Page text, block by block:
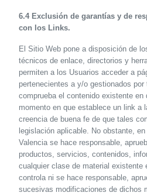
6.4 Exclusión de garantías y de
con los Links.
El Sitio Web pone a disposición de
técnicos de enlace, directorios y
permiten a los Usuarios acceder a
pertenecientes a y/o gestionados
comprueba el contenido existente en
momento en que establece un link a
creencia de buena fe de que tales
legislación aplicable. No obstante,
Valencia se hace responsable,
productos, servicios, contenidos,
cualquier clase de material existente
controla ni se hace responsable,
sucesivas modificaciones de dichos